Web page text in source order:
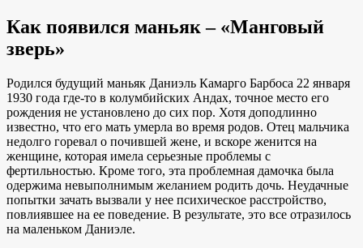
Как появился маньяк – «Манговый
зверь»
Родился будущий маньяк Даниэль Камарго Барбоса 22 января
1930 года где-то в колумбийских Андах, точное место его
рождения не установлено до сих пор. Хотя доподлинно
известно, что его мать умерла во время родов. Отец мальчика
недолго горевал о почившей жене, и вскоре женится на
женщине, которая имела серьезные проблемы с
фертильностью. Кроме того, эта проблемная дамочка была
одержима невыполнимым желанием родить дочь. Неудачные
попытки зачать вызвали у нее психическое расстройство,
повлиявшее на ее поведение. В результате, это все отразилось
на маленьком Даниэле.